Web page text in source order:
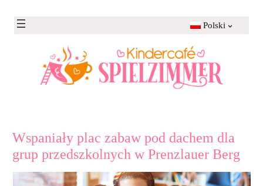
Polski
Wspaniały plac zabaw pod dachem dla
grup przedszkolnych w Prenzlauer Berg